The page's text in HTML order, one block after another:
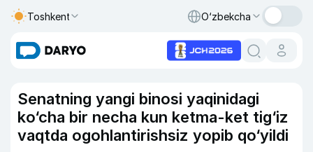
Toshkent O‘zbekcha
Senatning yangi binosi yaqinidagi
ko‘cha bir necha kun ketma-ket tig‘iz
vaqtda ogohlantirishsiz yopib qo‘yildi